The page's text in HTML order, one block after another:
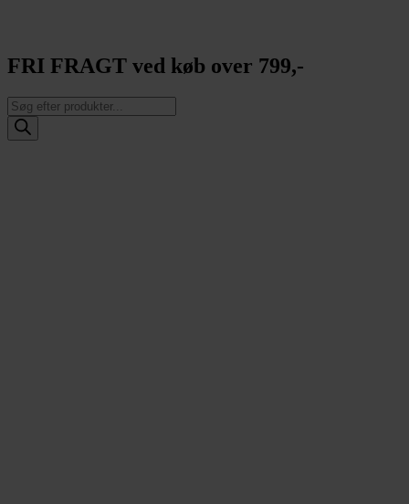
FRI FRAGT ved køb over 799,-
Products
search